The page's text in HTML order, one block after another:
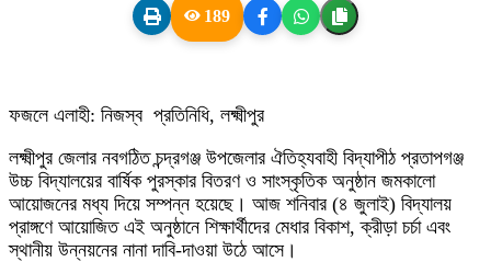
189
​ফজলে এলাহী: নিজস্ব প্রতিনিধি, লক্ষ্মীপুর
​লক্ষ্মীপুর জেলার নবগঠিত চন্দ্রগঞ্জ উপজেলার ঐতিহ্যবাহী বিদ্যাপীঠ প্রতাপগঞ্জ
উচ্চ বিদ্যালয়ের বার্ষিক পুরস্কার বিতরণ ও সাংস্কৃতিক অনুষ্ঠান জমকালো
আয়োজনের মধ্য দিয়ে সম্পন্ন হয়েছে। আজ শনিবার (৪ জুলাই) বিদ্যালয়
প্রাঙ্গণে আয়োজিত এই অনুষ্ঠানে শিক্ষার্থীদের মেধার বিকাশ, ক্রীড়া চর্চা এবং
স্থানীয় উন্নয়নের নানা দাবি-দাওয়া উঠে আসে।